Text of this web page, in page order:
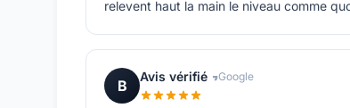
relevent haut la main le niveau comme
B
Avis vérifié Google